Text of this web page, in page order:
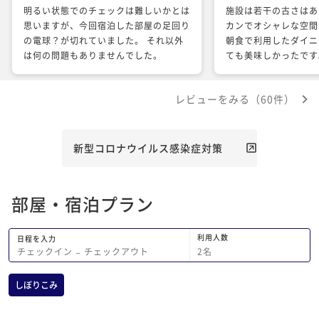
明るい状態でのチェックは難しいかとは
思いますが、今回宿泊した部屋の足回り
の電球？が切れていました。 それ以外
は何の問題もありませんでした。
施設は若干の古さは
カンでオシャレな空
朝食で利用したダイ
ても美味しかったで
レビューをみる（60件）
新型コロナウイルス感染症対策
部屋・宿泊プラン
日程を入力
チェックイン − チェックアウト
利用人数
2名
しぼりこみ